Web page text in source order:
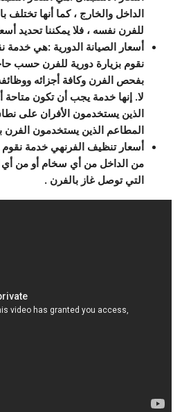
الداخل والخارج ، كما أنها تختلف
للفرن نفسه ، فلا يمكننا تحديد
أسعار الصيانة الدورية :هي خدمة
نقوم بزيارة دورية للفرن حسب
بفحص الفرن وكافة أجزائه
لا. إنها خدمة يجب أن تكون
الذين يستخدمون الأفران على
المطاعم الذين يستخدمون
أسعار تنظيف الفرنهي خدمة نقوم
من الداخل من أي سخام أو من أي
التي توصل غاز بالفرن .